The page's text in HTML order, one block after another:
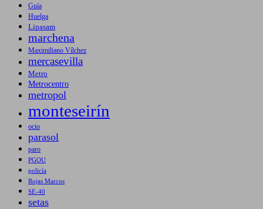
Guía
Huelga
Lipasam
marchena
Maximiliano Vílchez
mercasevilla
Metro
Metrocentro
metropol
monteseirín
ocio
parasol
paro
PGOU
policía
Rojas Marcos
SE-40
setas